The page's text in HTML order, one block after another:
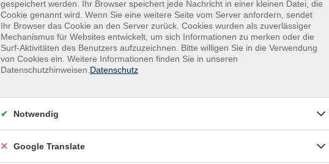
Raum A.1.09
Kontakt:
+492151
02151/86-
02151/86-
gespeichert werden. Ihr Browser speichert jede Nachricht in einer kleinen Datei, die
Cookie genannt wird. Wenn Sie eine weitere Seite vom Server anfordern, sendet
Ihr Browser das Cookie an den Server zurück. Cookies wurden als zuverlässiger
Mechanismus für Websites entwickelt, um sich Informationen zu merken oder die
Surf-Aktivitäten des Benutzers aufzuzeichnen. Bitte willigen Sie in die Verwendung
von Cookies ein. Weitere Informationen finden Sie in unseren
Datenschutzhinweisen. Datenschutz
Notwendig
Google Translate